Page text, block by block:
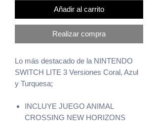
Añadir al carrito
Realizar compra
Lo más destacado de la NINTENDO
SWITCH LITE 3 Versiones Coral, Azul
y Turquesa;
INCLUYE JUEGO ANIMAL
CROSSING NEW HORIZONS